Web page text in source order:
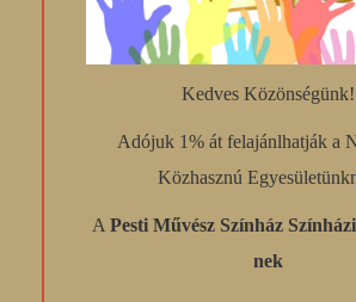
Kedves Közönségünk!
Adójuk 1% át felajánlhatják a
Közhasznú
A Pesti Művész Színház
nek